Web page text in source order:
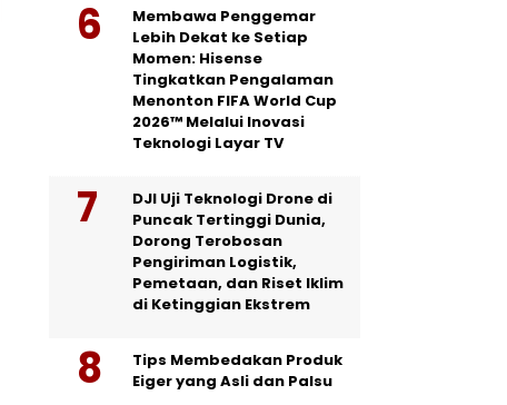
Membawa Penggemar
Lebih Dekat ke Setiap
Momen: Hisense
Tingkatkan Pengalaman
Menonton FIFA World Cup
2026™ Melalui Inovasi
Teknologi Layar TV
DJI Uji Teknologi Drone di
Puncak Tertinggi Dunia,
Dorong Terobosan
Pengiriman Logistik,
Pemetaan, dan Riset Iklim
di Ketinggian Ekstrem
Tips Membedakan Produk
Eiger yang Asli dan Palsu